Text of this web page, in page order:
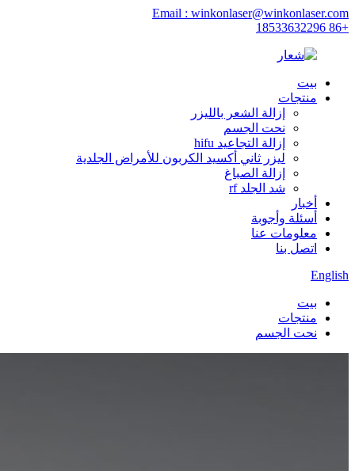
Email : winkonlaser@winkonlaser.com
+86 18533632296
بيت
منتجات
إزالة الشعر بالليزر
نحت الجسم
إزالة التجاعيد hifu
ليزر ثاني أكسيد الكربون للأمراض الجلدية
إزالة الصباغ
شد الجلد rf
أخبار
أسئلة وأجوبة
معلومات عنا
اتصل بنا
English
بيت
منتجات
نحت الجسم